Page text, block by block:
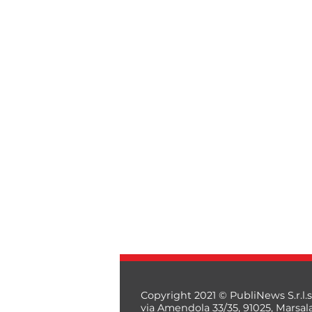
Copyright 2021 © PubliNews
via Amendola 33/35, 91025,